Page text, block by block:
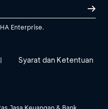
Enterprise.
| Syarat dan Ketentuan
Jasa Keuangan & Bank